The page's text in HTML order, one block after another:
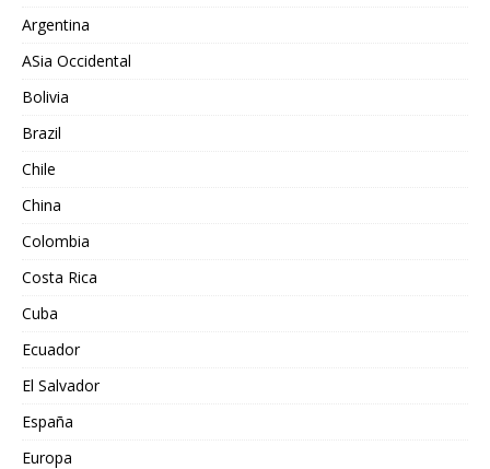
Argentina
ASia Occidental
Bolivia
Brazil
Chile
China
Colombia
Costa Rica
Cuba
Ecuador
El Salvador
España
Europa